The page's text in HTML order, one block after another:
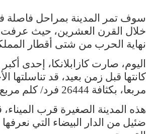
سوف تمر المدينة بمراحل فاصلة في
خلال القرن العشرين، حيث
نهاية الحرب من شتى أقطار
اليوم، صارت كازابلانكا، إحدى
مربعا، بكثافة 26444 فرد/ كلم مربع
هذه المدينة الصغيرة قرب
ضئيل من الدار البيضاء التي